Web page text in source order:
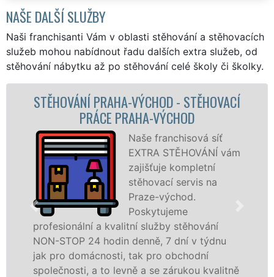
NAŠE DALŠÍ SLUŽBY
Naši franchisanti Vám v oblasti stěhování a stěhovacích
služeb mohou nabídnout řadu dalších extra služeb, od
stěhování nábytku až po stěhování celé školy či školky.
síť
vám
v týdnu
kvalitně
STĚHOVACÍ SLUŽBA PRAHA-
STĚHOVACÍ FIRMA PRAHA-
služby zajišťujeme domácnostem
celém okresu Praha-východ se
kvality franchisové sítě EXTRA
Nabízíme stěhovací služby NON-